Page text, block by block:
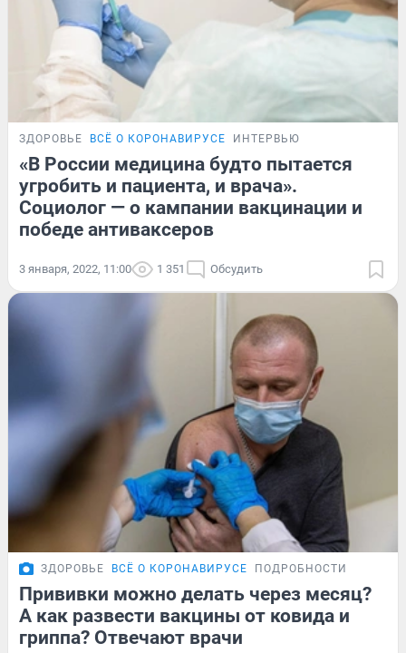
ЗДОРОВЬЕ ВСЁ О КОРОНАВИРУСЕ ИНТЕРВЬЮ
«В России медицина будто пытается
угробить и пациента, и врача».
Социолог — о кампании вакцинации и
победе антиваксеров
3 января, 2022, 11:00 1 351 Обсудить
ЗДОРОВЬЕ ВСЁ О КОРОНАВИРУСЕ ПОДРОБНОСТИ
Прививки можно делать через месяц?
А как развести вакцины от ковида и
гриппа? Отвечают врачи